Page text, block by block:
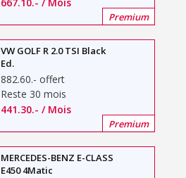
Premium
VW GOLF R 2.0 TSI Black
Ed.
882.60.- offert
Reste 30 mois
441.30.- / Mois
Premium
MERCEDES-BENZ E-CLASS
E450 4Matic